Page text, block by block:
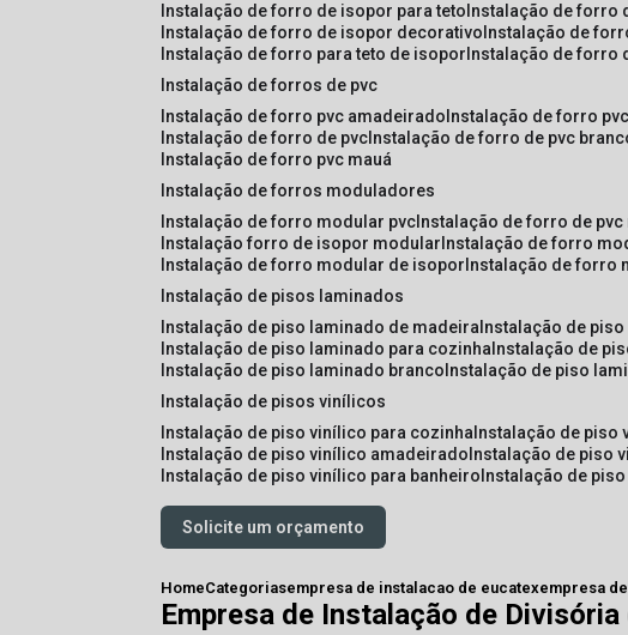
instalação de forro de isopor para teto instalação de forro
instalação de forro de isopor decorativo instalação de
instalação de forro para teto de isopor instalação de forro
instalação de forros de pvc
instalação de forro pvc amadeirado instalação de forro
instalação de forro de pvc instalação de forro de pvc
instalação de forro pvc mauá
instalação de forros moduladores
instalação de forro modular pvc instalação de forro de
instalação forro de isopor modular instalação de forro
instalação de forro modular de isopor instalação de forro
instalação de pisos laminados
instalação de piso laminado de madeira instalação de
instalação de piso laminado para cozinha instalação de
instalação de piso laminado branco instalação de piso
instalação de pisos vinílicos
instalação de piso vinílico para cozinha instalação de
instalação de piso vinílico amadeirado instalação de piso
instalação de piso vinílico para banheiro instalação de
Solicite um orçamento
HomeCategoriasempresa de instalacao de eucatexempresa
Empresa de Instalação de